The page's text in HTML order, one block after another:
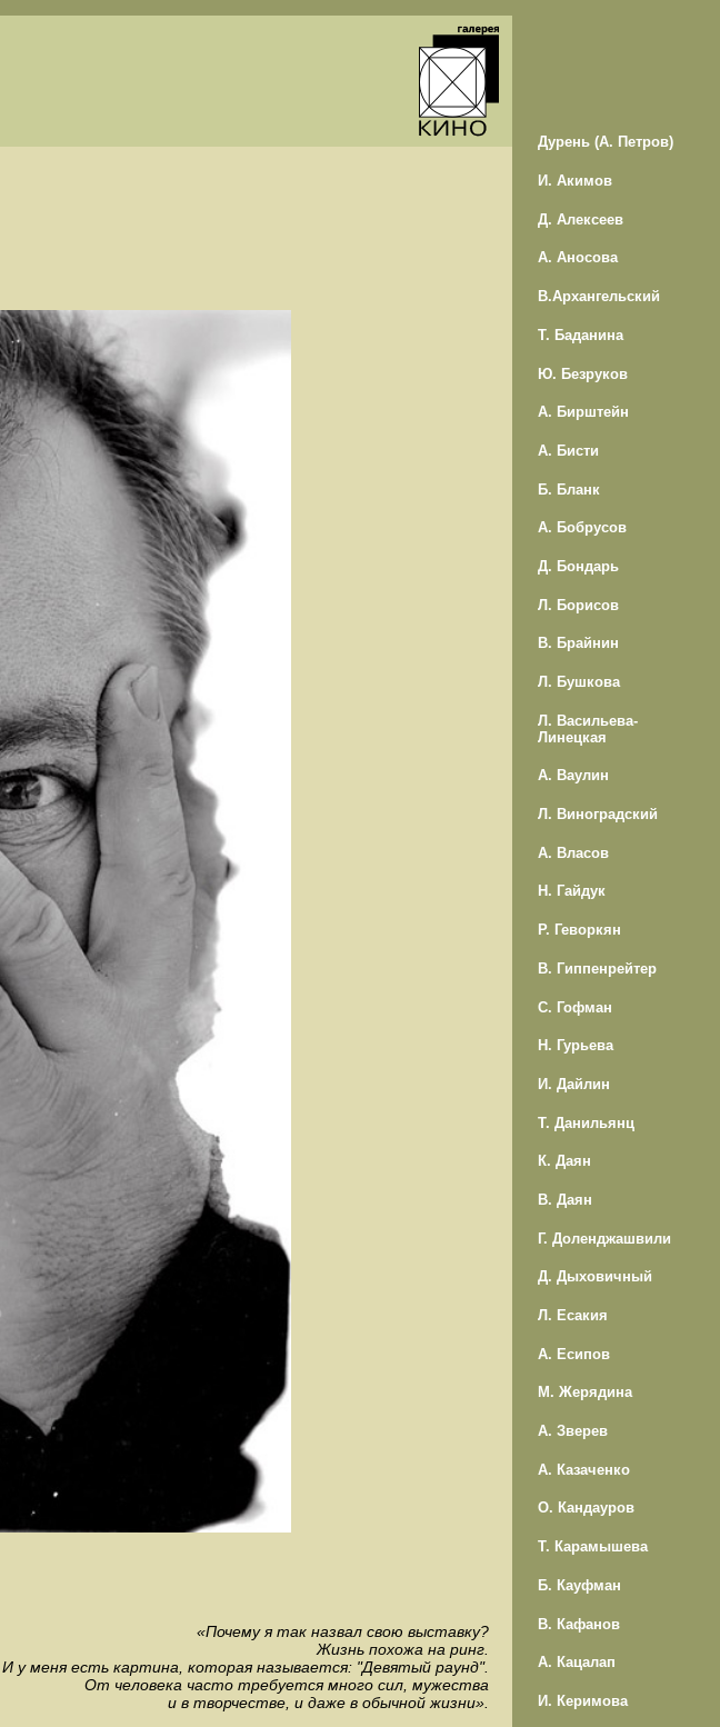
«Почему я так назвал свою выставку?
Жизнь похожа на ринг.
И у меня есть картина, которая называется: "Девятый раунд".
От человека часто требуется много сил, мужества
и в творчестве, и даже в обычной жизни».
Дурень (А. Петров)
И. Акимов
Д. Алексеев
А. Аносова
В.Архангельский
Т. Баданина
Ю. Безруков
А. Бирштейн
А. Бисти
Б. Бланк
А. Бобрусов
Д. Бондарь
Л. Борисов
В. Брайнин
Л. Бушкова
Л. Васильева-
Линецкая
А. Ваулин
Л. Виноградский
А. Власов
Н. Гайдук
Р. Геворкян
В. Гиппенрейтер
С. Гофман
Н. Гурьева
И. Дайлин
Т. Данильянц
К. Даян
В. Даян
Г. Доленджашвили
Д. Дыховичный
Л. Есакия
А. Есипов
М. Жерядина
А. Зверев
А. Казаченко
О. Кандауров
Т. Карамышева
Б. Кауфман
В. Кафанов
А. Кацалап
И. Керимова